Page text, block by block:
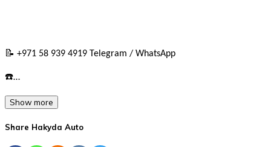
📝 +971 58 939 4919 Telegram / WhatsApp
☎️…
Show more
Share Hakyda Auto